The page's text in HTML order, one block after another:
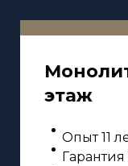
этаж
Опыт 11
Гарантия